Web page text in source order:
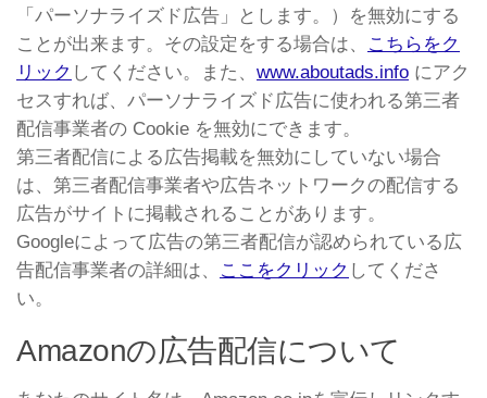
「パーソナライズド広告」とします。）を無効にする
ことが出来ます。その設定をする場合は、
こちらをク
リック してください。また、 www.aboutads.info にアク
セスすれば、パーソナライズド広告に使われる第三者
配信事業者の Cookie を無効にできます。
第三者配信による広告掲載を無効にしていない場合
は、第三者配信事業者や広告ネットワークの配信する
広告がサイトに掲載されることがあります。
Googleによって広告の第三者配信が認められている広
告配信事業者の詳細は、
ここをクリック してくださ
い。
Amazonの広告配信について